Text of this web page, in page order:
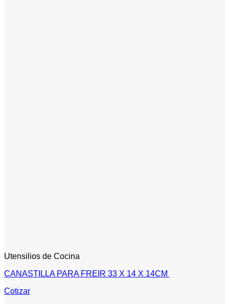
Utensilios de Cocina
CANASTILLA PARA FREIR 33 X 14 X 14CM
Cotizar